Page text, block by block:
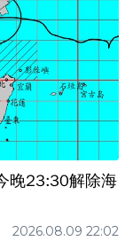
晚23:30解除海
2026.08.09 22:02